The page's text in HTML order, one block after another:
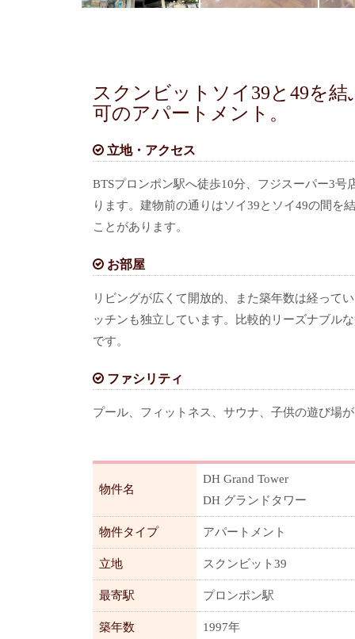
スクンビットソイ39と49を
可のアパートメント。
立地・アクセス
BTSプロンポン駅へ徒歩10分、フジスーパー3
ります。建物前の通りはソイ39とソイ49の間を
ことがあります。
お部屋
リビングが広くて開放的、また築年数は経って
ッチンも独立しています。比較的リーズナブル
です。
ファシリティ
プール、フィットネス、サウナ、子供の遊び場
物件名
DH Grand Tower
DH グランドタワー
物件タイプ アパートメント
立地 スクンビット39
最寄駅 プロンポン駅
築年数 1997年